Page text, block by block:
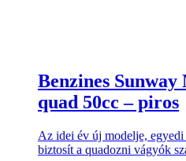
Benzines
quad 50cc – piros
Az idei év új modelje, egyedi
biztosít a quadozni vágyók